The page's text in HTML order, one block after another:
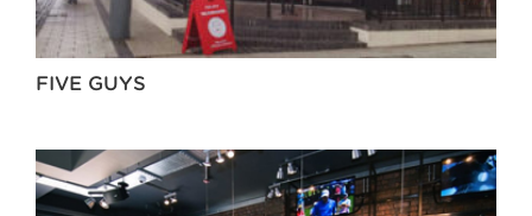
FIVE GUYS